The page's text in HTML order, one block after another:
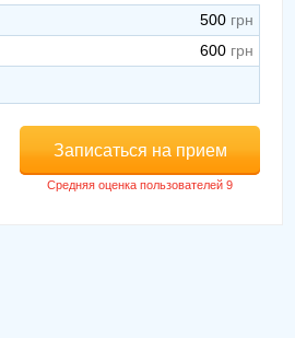
500
600
Записаться на прием